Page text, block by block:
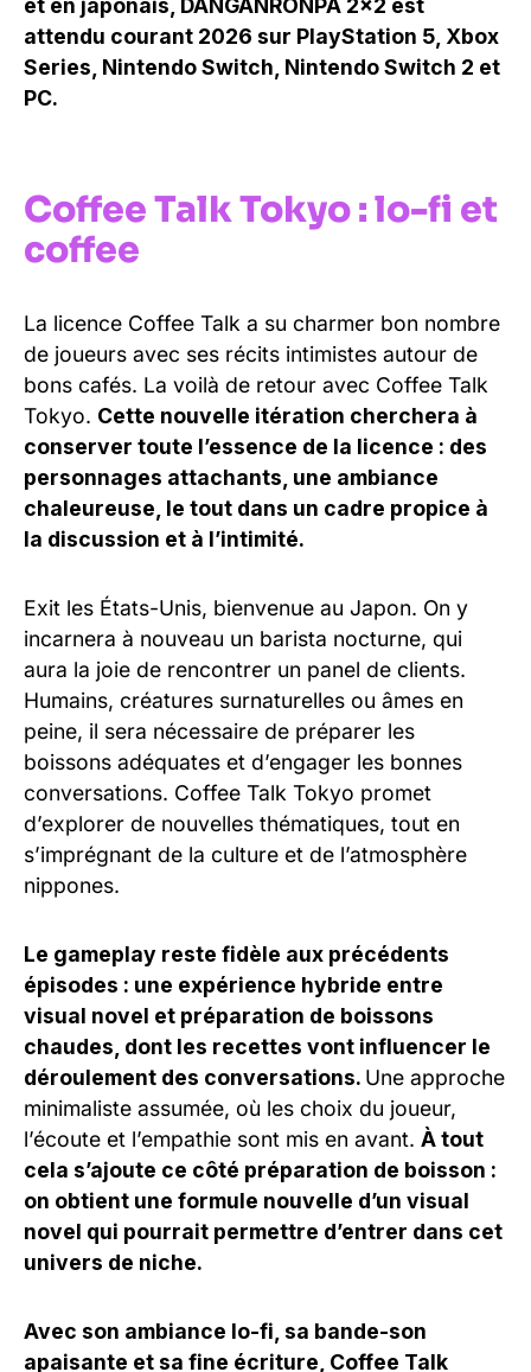
et en japonais, DANGANRONPA 2×2 est
attendu courant 2026 sur PlayStation 5, Xbox
Series, Nintendo Switch, Nintendo Switch 2 et
PC.
Coffee Talk Tokyo : lo-fi et
coffee
La licence Coffee Talk a su charmer bon nombre
de joueurs avec ses récits intimistes autour de
bons cafés. La voilà de retour avec Coffee Talk
Tokyo. Cette nouvelle itération cherchera à
conserver toute l’essence de la licence : des
personnages attachants, une ambiance
chaleureuse, le tout dans un cadre propice à
la discussion et à l’intimité.
Exit les États-Unis, bienvenue au Japon. On y
incarnera à nouveau un barista nocturne, qui
aura la joie de rencontrer un panel de clients.
Humains, créatures surnaturelles ou âmes en
peine, il sera nécessaire de préparer les
boissons adéquates et d’engager les bonnes
conversations. Coffee Talk Tokyo promet
d’explorer de nouvelles thématiques, tout en
s’imprégnant de la culture et de l’atmosphère
nippones.
Le gameplay reste fidèle aux précédents
épisodes : une expérience hybride entre
visual novel et préparation de boissons
chaudes, dont les recettes vont influencer le
déroulement des conversations. Une approche
minimaliste assumée, où les choix du joueur,
l’écoute et l’empathie sont mis en avant. À tout
cela s’ajoute ce côté préparation de boisson :
on obtient une formule nouvelle d’un visual
novel qui pourrait permettre d’entrer dans cet
univers de niche.
Avec son ambiance lo-fi, sa bande-son
apaisante et sa fine écriture, Coffee Talk